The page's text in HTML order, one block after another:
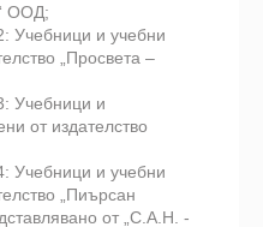
ООД;
и учебни
„Просвета –
и
от издателство
и учебни
„Пиърсан
от „С.А.Н. -